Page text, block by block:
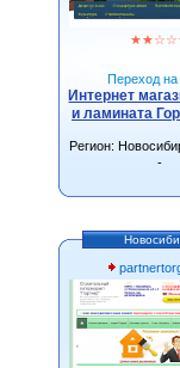
★★☆☆
Переход на
Интернет
и ламината
Регион:
-